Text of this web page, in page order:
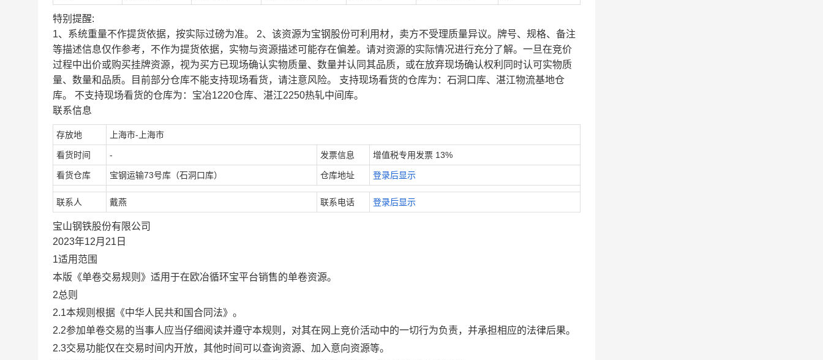
特别提醒:
1、系统重量不作提货依据，按实际过磅为准。 2、该资源为宝钢股份可利用材，卖方不受理质量异议。牌号、规格、备注
等描述信息仅作参考，不作为提货依据，实物与资源描述可能存在偏差。请对资源的实际情况进行充分了解。一旦在竞价
过程中出价或购买挂牌资源，视为买方已现场确认实物质量、数量并认同其品质，或在放弃现场确认权利同时认可实物质
量、数量和品质。目前部分仓库不能支持现场看货，请注意风险。 支持现场看货的仓库为：石洞口库、湛江物流基地仓
库。 不支持现场看货的仓库为：宝冶1220仓库、湛江2250热轧中间库。
联系信息
存放地 上海市-上海市
看货时间 - 发票信息 增值税专用发票 13%
看货仓库 宝钢运输73号库（石洞口库） 仓库地址 登录后显示
联系人 戴燕 联系电话 登录后显示
宝山钢铁股份有限公司
2023年12月21日
1适用范围
本版《单卷交易规则》适用于在欧冶循环宝平台销售的单卷资源。
2总则
2.1本规则根据《中华人民共和国合同法》。
2.2参加单卷交易的当事人应当仔细阅读并遵守本规则，对其在网上竞价活动中的一切行为负责，并承担相应的法律后果。
2.3交易功能仅在交易时间内开放，其他时间可以查询资源、加入意向资源等。